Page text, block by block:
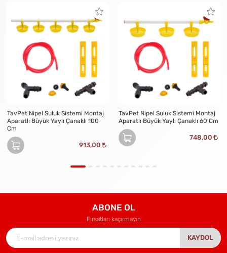
TavPet Nipel Suluk Sistemi Montaj
Aparatlı Büyük Yaylı Çanaklı 100
Cm
913,00
TavPet Nipel Suluk Sistemi Montaj
Aparatlı Büyük Yaylı Çanaklı 60 Cm
748,00
ABONE OL
Fırsatları kaçırmayın
KAYDOL